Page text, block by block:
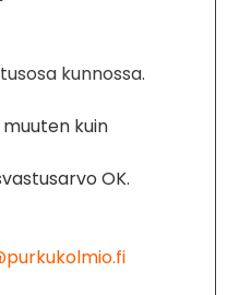
kunnossa.
kuin
OK.